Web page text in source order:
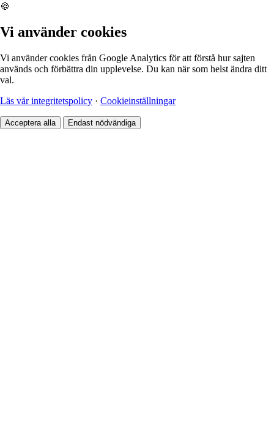
🍪
Vi använder cookies
Vi använder cookies från Google Analytics för att förstå hur sajten
används och förbättra din upplevelse. Du kan när som helst ändra ditt
val.
Läs vår integritetspolicy · Cookieinställningar
Acceptera alla Endast nödvändiga